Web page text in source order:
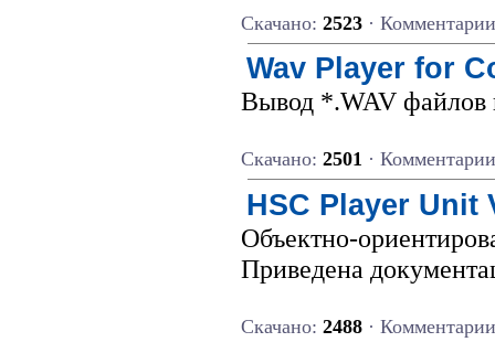
Скачано: 2523 ·
Wav Player for
Вывод *.WAV файлов
Скачано: 2501 ·
HSC Player Unit
Объектно-
Приведена
Скачано: 2488 ·